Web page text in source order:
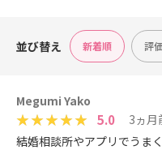
並び替え 新着順 評
Megumi Yako
5.0
3ヵ月
結婚相談所やアプリでうま